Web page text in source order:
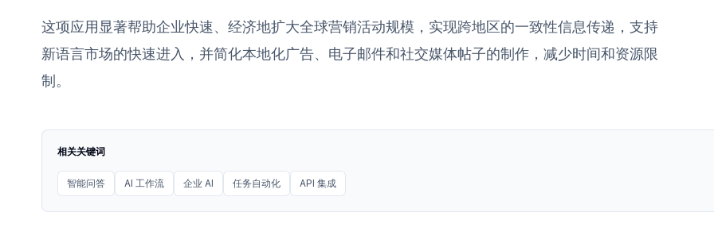
这项应用显著帮助企业快速、经济地扩大全球营销活动规模，实现跨地区的一致性信息传递，支持
新语言市场的快速进入，并简化本地化广告、电子邮件和社交媒体帖子的制作，减少时间和资源限
制。
相关关键词
智能问答 AI 工作流 企业 AI 任务自动化 API 集成